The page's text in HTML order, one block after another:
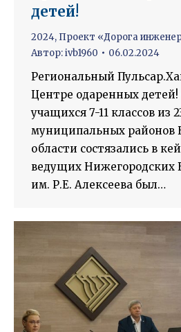
детей!
2024, Проект «Дорога
Автор:ivb1960 06.02.2024
Региональный
Центре одаренных детей!
учащихся 7-11 классов из
муниципальных районов
области состязались в
ведущих Нижегородских
им. Р.Е. Алексеева был…